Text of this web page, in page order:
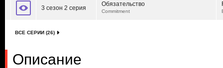
3 сезон 2 серия
Обязательство
Commitment
ВСЕ СЕРИИ (26)
Описание